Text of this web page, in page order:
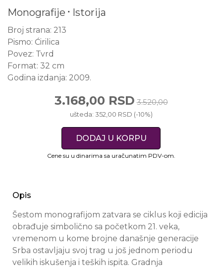
Monografije Istorija
Broj strana: 213
Pismo: Ćirilica
Povez: Tvrd
Format: 32 cm
Godina izdanja: 2009.
3.168,00 RSD 3.520,00
ušteda: 352,00 RSD (-10%)
DODAJ U KORPU
Cene su u dinarima sa uračunatim PDV-om.
Opis
Šestom monografijom zatvara se ciklus koji edicija
obrađuje simbolično sa početkom 21. veka,
vremenom u kome brojne današnje generacije
Srba ostavljaju svoj trag u još jednom periodu
velikih iskušenja i teških ispita. Gradnja